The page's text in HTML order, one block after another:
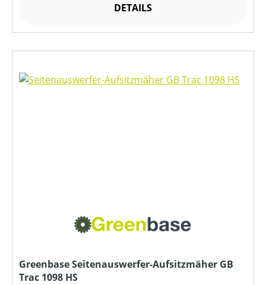
DETAILS
Greenbase Seitenauswerfer-Aufsitzmäher GB
Trac 1098 HS